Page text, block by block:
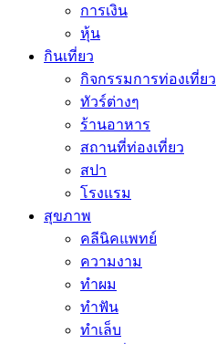
การเงิน
หุ้น
กินเที่ยว
กิจกรรมการท่องเที่ยว
ทัวร์ต่างๆ
ร้านอาหาร
สถานที่ท่องเที่ยว
สปา
โรงแรม
สุขภาพ
คลีนิคแพทย์
ความงาม
ทำผม
ทำฟัน
ทำเล็บ